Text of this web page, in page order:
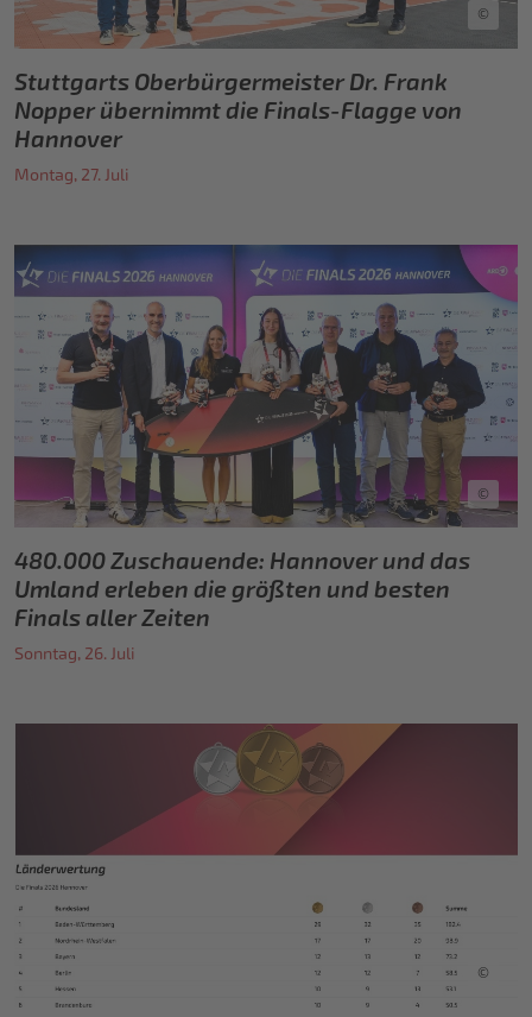
©
Stuttgarts Oberbürgermeister Dr. Frank
Nopper übernimmt die Finals-Flagge von
Hannover
Montag, 27. Juli
©
480.000 Zuschauende: Hannover und das
Umland erleben die größten und besten
Finals aller Zeiten
Sonntag, 26. Juli
©